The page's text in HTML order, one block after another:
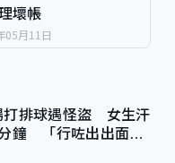
壞帳
05月11日
打排球遇怪盜 女生汗
鐘 「行咗出出面唔